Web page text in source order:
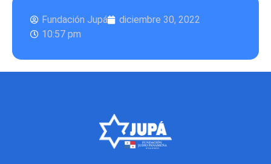
Fundación Jupá
diciembre 30, 2022
10:57 pm